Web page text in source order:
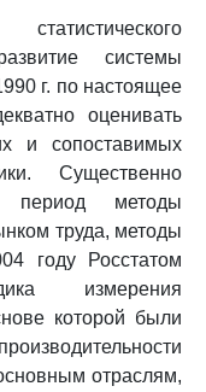
системы
г. по настоящее
оценивать
и сопоставимых
Существенно
период методы
труда, методы
году Росстатом
измерения
которой были
отраслям,